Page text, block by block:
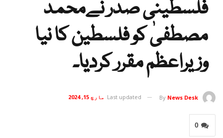
فلسطینی صدر نےمحمد
مصطفیٰ کو فلسطین کا نیا
وزیراعظم مقرر کردیا۔
By News Desk
Last updated مارچ 15, 2024
0